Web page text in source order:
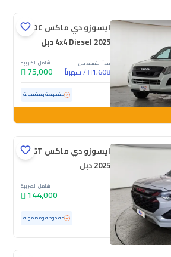
ايسوزو دي ماكس DC
4x4 Diesel 2025 دبل
يبدأ القسط من
1,608
/شهرياً
شامل الضريبة
75,000
مفحوصة ومضمونة
ايسوزو دي ماكس GT
2025 دبل
شامل الضريبة
144,000
ممشى قليل مفحوصة ومضمونة